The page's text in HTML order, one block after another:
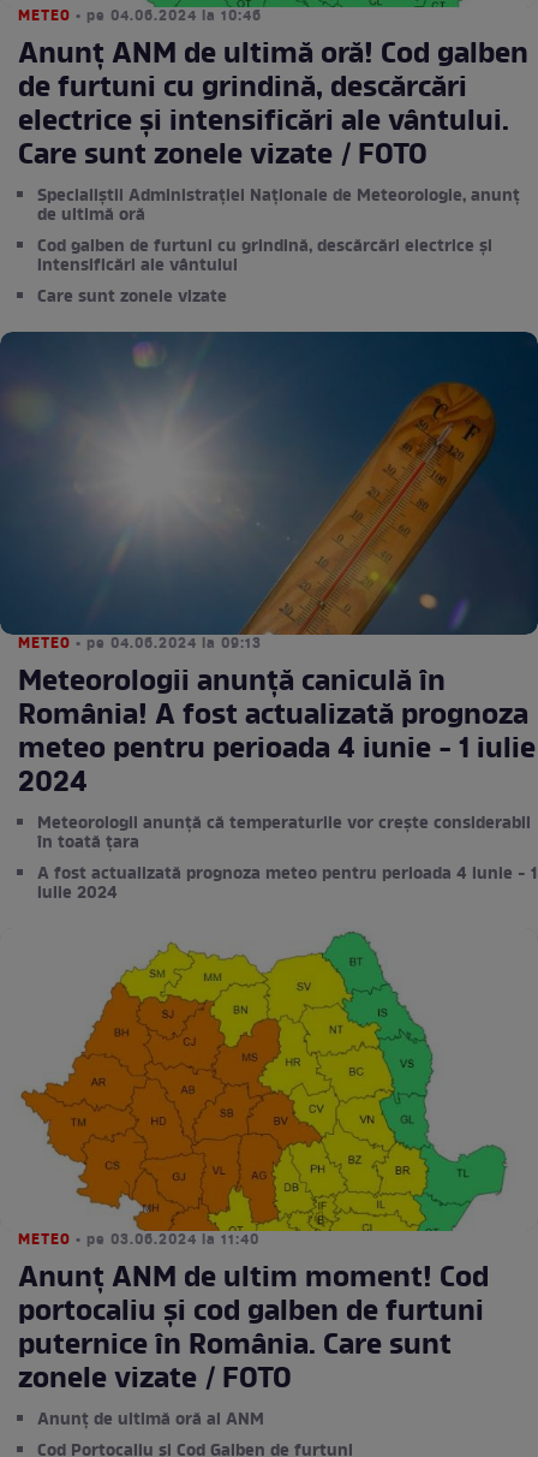
METEO • pe 04.06.2024 la 10:46
Anunț ANM de ultimă oră! Cod galben
de furtuni cu grindină, descărcări
electrice și intensificări ale vântului.
Care sunt zonele vizate / FOTO
Specialiștii Administrației Naționale de Meteorologie, anunț
de ultimă oră
Cod galben de furtuni cu grindină, descărcări electrice și
intensificări ale vântului
Care sunt zonele vizate
METEO • pe 04.06.2024 la 09:13
Meteorologii anunță caniculă în
România! A fost actualizată prognoza
meteo pentru perioada 4 iunie - 1 iulie
2024
Meteorologii anunță că temperaturile vor crește considerabil
în toată țara
A fost actualizată prognoza meteo pentru perioada 4 iunie - 1
iulie 2024
METEO • pe 03.06.2024 la 11:40
Anunț ANM de ultim moment! Cod
portocaliu și cod galben de furtuni
puternice în România. Care sunt
zonele vizate / FOTO
Anunț de ultimă oră al ANM